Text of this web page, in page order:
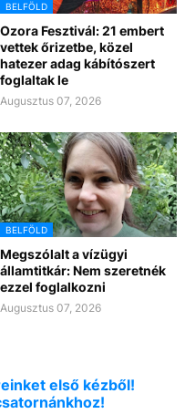
BELFÖLD
Ozora Fesztivál: 21 embert
vettek őrizetbe, közel
hatezer adag kábítószert
foglaltak le
Augusztus 07, 2026
BELFÖLD
Megszólalt a vízügyi
államtitkár: Nem szeretnék
ezzel foglalkozni
Augusztus 07, 2026
első kézből!